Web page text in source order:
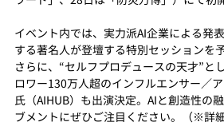
イベント内では、実力派AI企業による発
する著名人が登壇する特別セッションを
さらに、“セルフプロデュースの天才”と
ロワー130万人超のインフルエンサー／
氏（AIHUB）も出演決定。AIと創造性の
ブメントにぜひご注目ください。（※詳